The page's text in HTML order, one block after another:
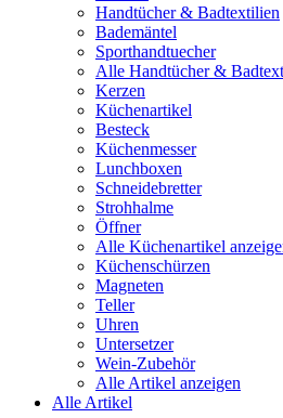
Handtücher & Badtextilien
Bademäntel
Sporthandtuecher
Alle Handtücher &
Kerzen
Küchenartikel
Besteck
Küchenmesser
Lunchboxen
Schneidebretter
Strohhalme
Öffner
Alle Küchenartikel
Küchenschürzen
Magneten
Teller
Uhren
Untersetzer
Wein-Zubehör
Alle Artikel anzeigen
Alle Artikel